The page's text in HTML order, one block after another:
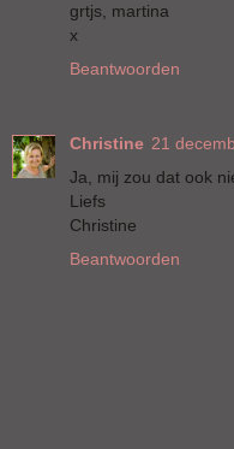
grtjs, martina
x
Beantwoorden
Christine 21
Ja, mij zou dat ook
Liefs
Christine
Beantwoorden